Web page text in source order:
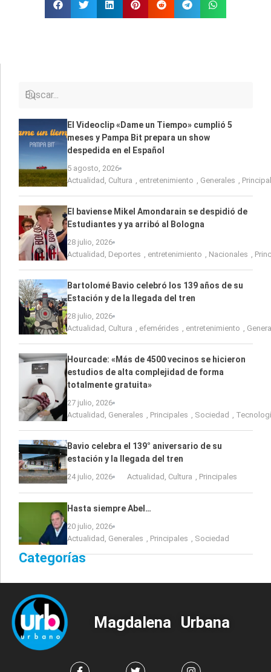
El Videoclip «Dame un Tiempo» cumplió 5
meses y Pampa Bit prepara un show
despedida en el Español
5 agosto, 2026
Actualidad Cultura entretenimiento Generales
El baviense Mikel Amondarain se despidió de
Estudiantes y ya arribó al Bologna
28 julio, 2026
Actualidad Deportes entretenimiento Nacionales
Bartolomé Bavio celebró los 139 años de su
Estación y de la llegada del tren
28 julio, 2026
Actualidad Cultura efemérides entretenimiento
Hourcade: «Más de 4500 vecinos se hicieron
estudios de alta complejidad de forma
totalmente gratuita»
27 julio, 2026
Actualidad Generales Principales Sociedad
Bavio celebra el 139° aniversario de su
estación y la llegada del tren
24 julio, 2026 Actualidad Cultura Principales
Hasta siempre Abel…
20 julio, 2026
Actualidad Generales Principales Sociedad
Categorías
Magdalena Urbana